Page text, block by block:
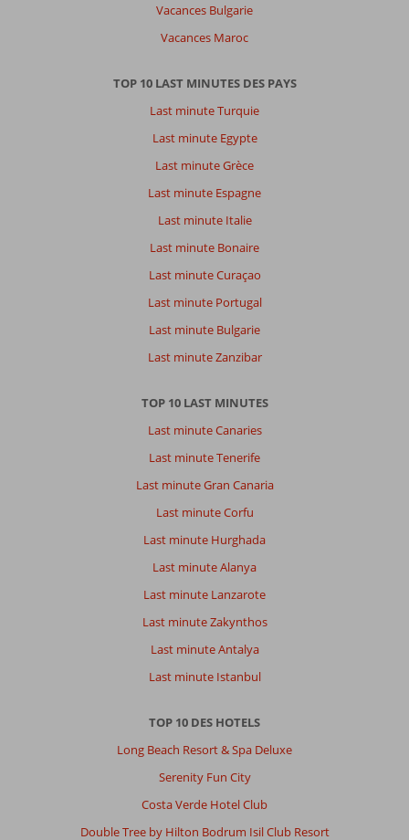
Vacances Bulgarie
Vacances Maroc
TOP 10 LAST MINUTES DES PAYS
Last minute Turquie
Last minute Egypte
Last minute Grèce
Last minute Espagne
Last minute Italie
Last minute Bonaire
Last minute Curaçao
Last minute Portugal
Last minute Bulgarie
Last minute Zanzibar
TOP 10 LAST MINUTES
Last minute Canaries
Last minute Tenerife
Last minute Gran Canaria
Last minute Corfu
Last minute Hurghada
Last minute Alanya
Last minute Lanzarote
Last minute Zakynthos
Last minute Antalya
Last minute Istanbul
TOP 10 DES HOTELS
Long Beach Resort & Spa Deluxe
Serenity Fun City
Costa Verde Hotel Club
Double Tree by Hilton Bodrum Isil Club Resort